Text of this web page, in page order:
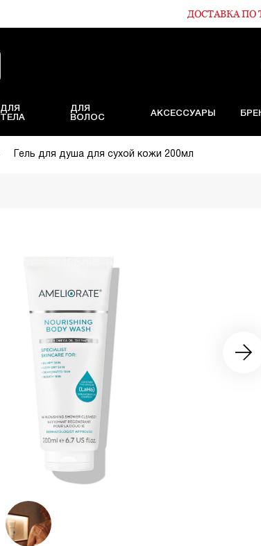
ДОСТАВКА ПО
ДЛЯ
ТЕЛА
ДЛЯ
ВОЛОС
АКСЕССУАРЫ
Гель для душа для сухой кожи 200мл